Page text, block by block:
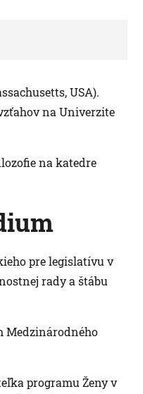
USA).
na Univerzite
na katedre
pre legislatívu v
rady a štábu
Medzinárodného
programu Ženy v